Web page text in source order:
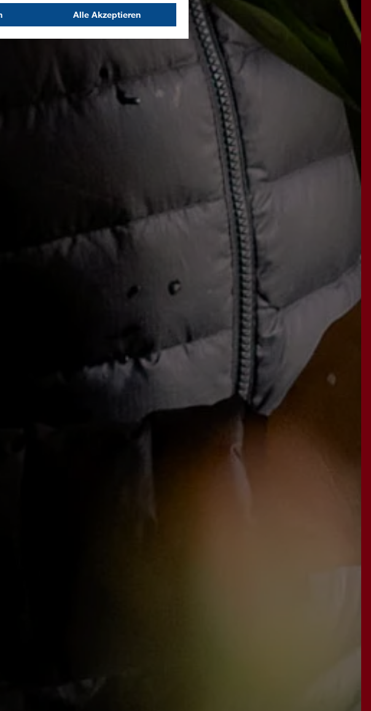
Alle Akzeptieren